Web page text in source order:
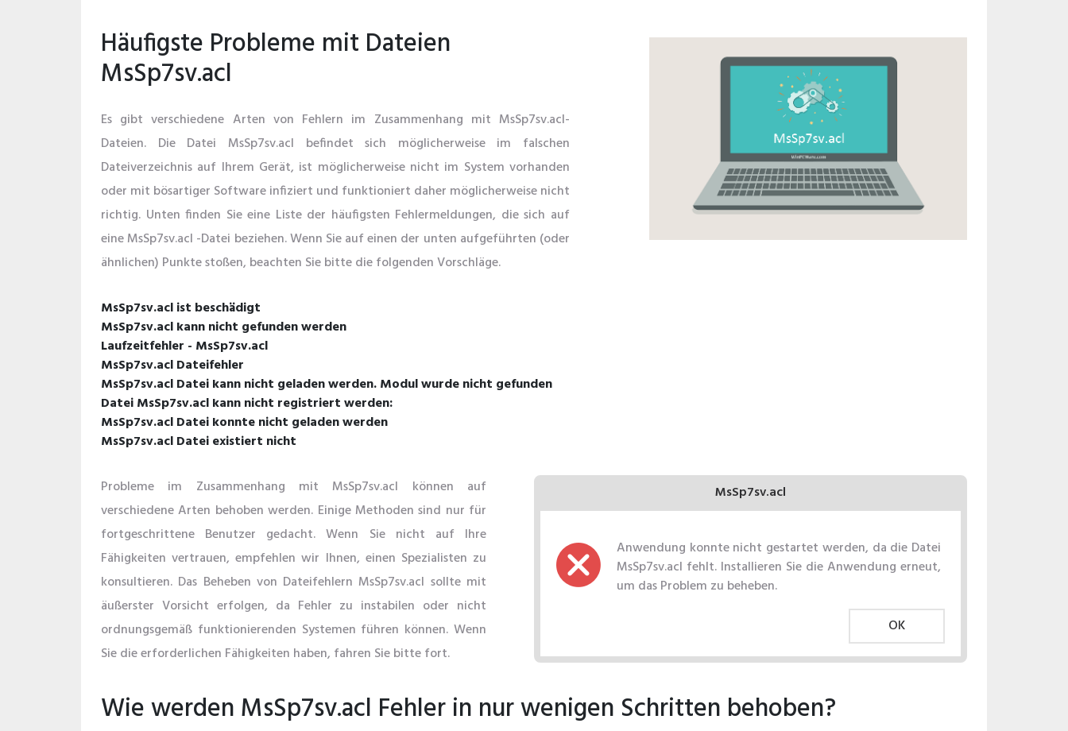
Häufigste Probleme mit Dateien
MsSp7sv.acl
Es gibt verschiedene Arten von Fehlern im Zusammenhang mit MsSp7sv.acl-
Dateien. Die Datei MsSp7sv.acl befindet sich möglicherweise im falschen
Dateiverzeichnis auf Ihrem Gerät, ist möglicherweise nicht im System vorhanden
oder mit bösartiger Software infiziert und funktioniert daher möglicherweise nicht
richtig. Unten finden Sie eine Liste der häufigsten Fehlermeldungen, die sich auf
eine MsSp7sv.acl -Datei beziehen. Wenn Sie auf einen der unten aufgeführten (oder
ähnlichen) Punkte stoßen, beachten Sie bitte die folgenden Vorschläge.
MsSp7sv.acl ist beschädigt
MsSp7sv.acl kann nicht gefunden werden
Laufzeitfehler - MsSp7sv.acl
MsSp7sv.acl Dateifehler
MsSp7sv.acl Datei kann nicht geladen werden. Modul wurde nicht gefunden
Datei MsSp7sv.acl kann nicht registriert werden:
MsSp7sv.acl Datei konnte nicht geladen werden
MsSp7sv.acl Datei existiert nicht
MsSp7sv.acl
Anwendung konnte nicht gestartet werden, da die Datei
MsSp7sv.acl fehlt. Installieren Sie die Anwendung erneut,
um das Problem zu beheben.
OK
Probleme im Zusammenhang mit MsSp7sv.acl können auf
verschiedene Arten behoben werden. Einige Methoden sind nur für
fortgeschrittene Benutzer gedacht. Wenn Sie nicht auf Ihre
Fähigkeiten vertrauen, empfehlen wir Ihnen, einen Spezialisten zu
konsultieren. Das Beheben von Dateifehlern MsSp7sv.acl sollte mit
äußerster Vorsicht erfolgen, da Fehler zu instabilen oder nicht
ordnungsgemäß funktionierenden Systemen führen können. Wenn
Sie die erforderlichen Fähigkeiten haben, fahren Sie bitte fort.
Wie werden MsSp7sv.acl Fehler in nur wenigen Schritten behoben?